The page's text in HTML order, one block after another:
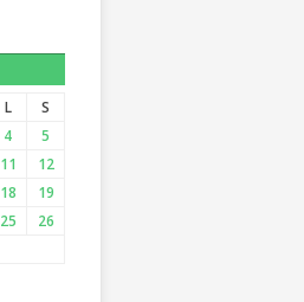
L
S
4
5
11
12
18
19
25
26